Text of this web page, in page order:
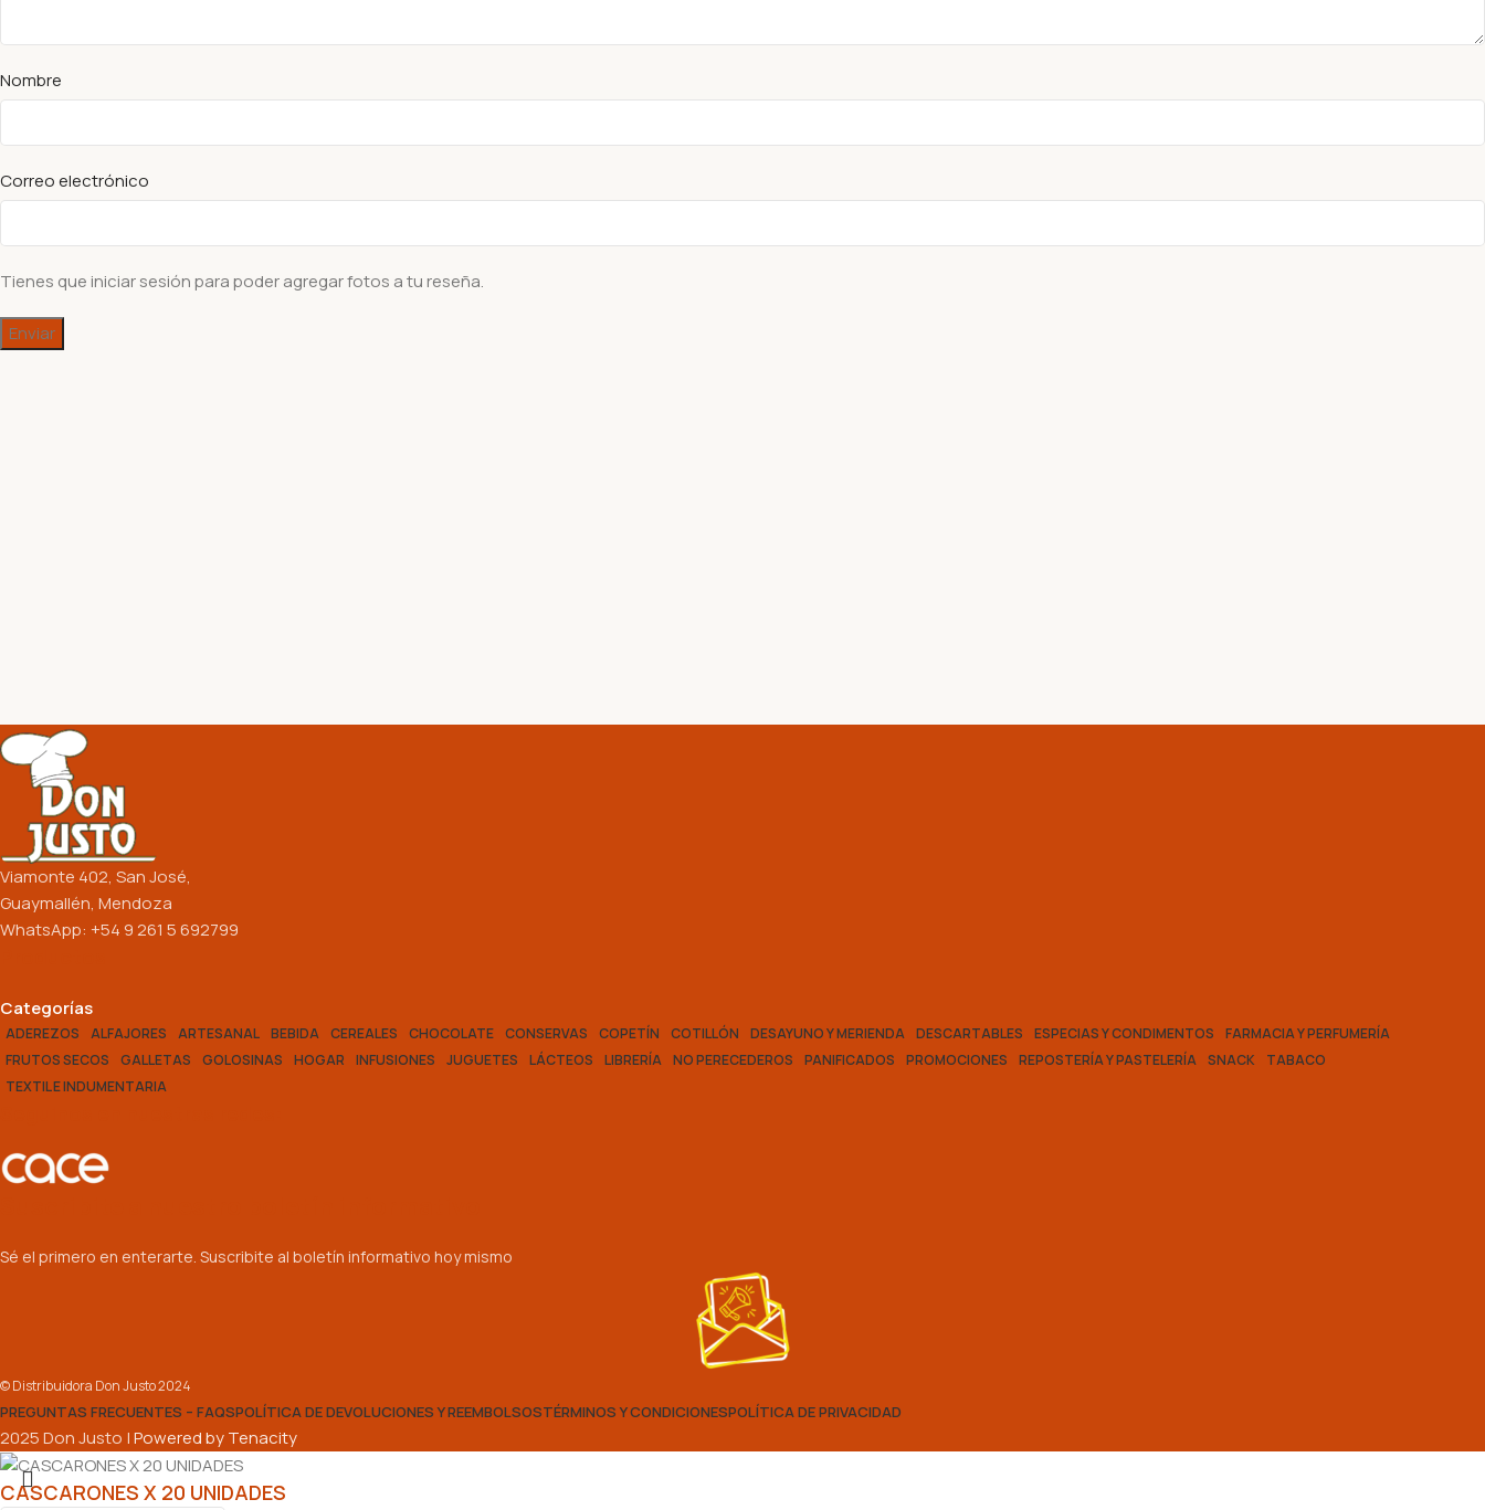
Nombre
Correo electrónico
Tienes que iniciar sesión para poder agregar fotos a tu reseña.
Viamonte 402, San José,
Guaymallén, Mendoza
WhatsApp: +54 9 261 5 692799
Categorías
ADEREZOS ALFAJORES ARTESANAL BEBIDA CEREALES CHOCOLATE CONSERVAS COPETÍN COTILLÓN DESAYUNO Y MERIENDA DESCARTABLES ESPECIAS Y CONDIMENTOS
FARMACIA Y PERFUMERÍA
FRUTOS SECOS
GALLETAS GOLOSINAS HOGAR INFUSIONES JUGUETES LÁCTEOS LIBRERÍA NO PERECEDEROS PANIFICADOS PROMOCIONES REPOSTERÍA Y PASTELERÍA SNACK
TABACO
TEXTIL E INDUMENTARIA
Sé el primero en enterarte. Suscribite al boletín informativo hoy mismo
© Distribuidora Don Justo 2024
PREGUNTAS FRECUENTES – FAQSPOLÍTICA DE DEVOLUCIONES Y REEMBOLSOSTÉRMINOS Y CONDICIONESPOLÍTICA DE PRIVACIDAD
2025 Don Justo |Powered by Tenacity
CASCARONES X 20 UNIDADES